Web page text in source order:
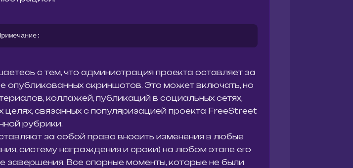
с тем, что администрация проекта оставляет за
опубликованных скриншотов. Это может включать, но
коллажей, публикаций в социальных сетях,
связанных с популяризацией проекта FreeStreet
рубрики.
за собой право вносить изменения в любые
систему награждения и сроки) на любом этапе его
завершения. Все спорные моменты, которые не были